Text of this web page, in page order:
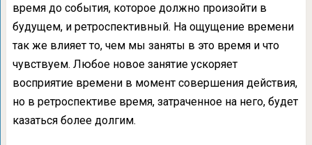
время до события, которое должно произойти в
будущем, и ретроспективный. На ощущение времени
так же влияет то, чем мы заняты в это время и что
чувствуем. Любое новое занятие ускоряет
восприятие времени в момент совершения действия,
но в ретроспективе время, затраченное на него, будет
казаться более долгим.